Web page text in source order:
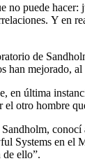
no puede
Y en
de
han mejorado,
en última
el otro hombre
Systems en el
de ello”.